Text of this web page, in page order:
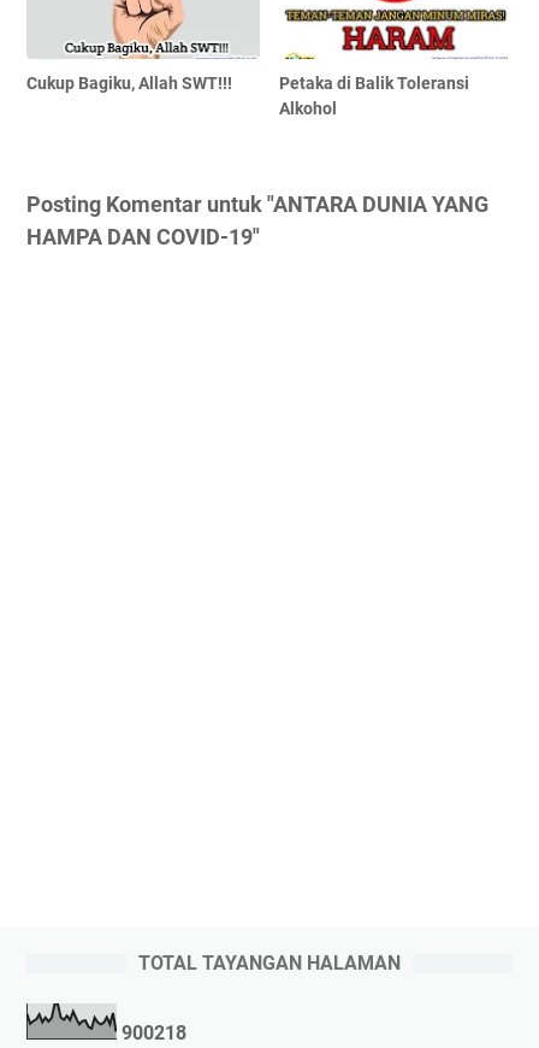
Cukup Bagiku, Allah SWT!!!
Petaka di Balik Toleransi
Alkohol
Posting Komentar untuk "ANTARA DUNIA YANG
HAMPA DAN COVID-19"
TOTAL TAYANGAN HALAMAN
900218